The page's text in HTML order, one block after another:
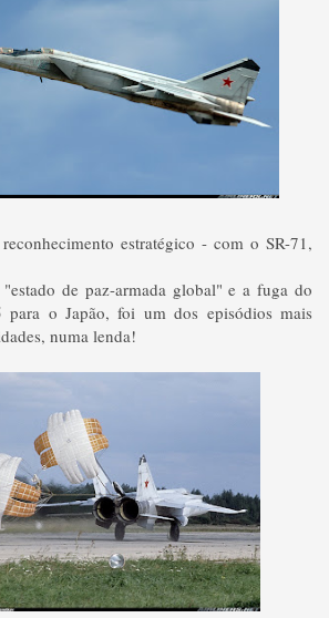
estratégico - com o SR-71,
de paz-armada global" e a fuga do
para o Japão, foi um dos episódios mais
numa lenda!